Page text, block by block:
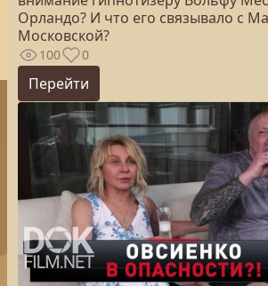
Орландо? И что его связывало с
Московской?
100 0
Перейти